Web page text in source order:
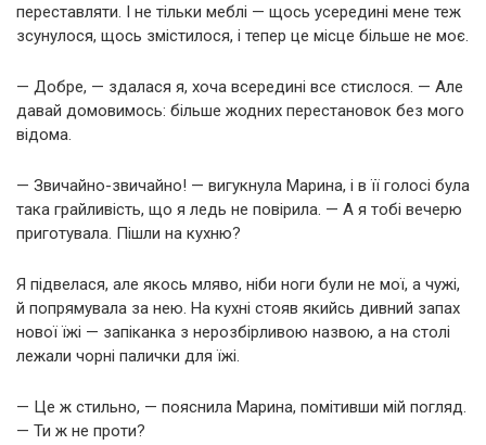
переставляти. І не тільки меблі — щось усередині мене теж
зсунулося, щось змістилося, і тепер це місце більше не моє.
— Добре, — здалася я, хоча всередині все стислося. — Але
давай домовимось: більше жодних перестановок без мого
відома.
— Звичайно-звичайно! — вигукнула Марина, і в її голосі була
така грайливість, що я ледь не повірила. — А я тобі вечерю
приготувала. Пішли на кухню?
Я підвелася, але якось мляво, ніби ноги були не мої, а чужі,
й попрямувала за нею. На кухні стояв якийсь дивний запах
нової їжі — запіканка з нерозбірливою назвою, а на столі
лежали чорні палички для їжі.
— Це ж стильно, — пояснила Марина, помітивши мій погляд.
— Ти ж не проти?